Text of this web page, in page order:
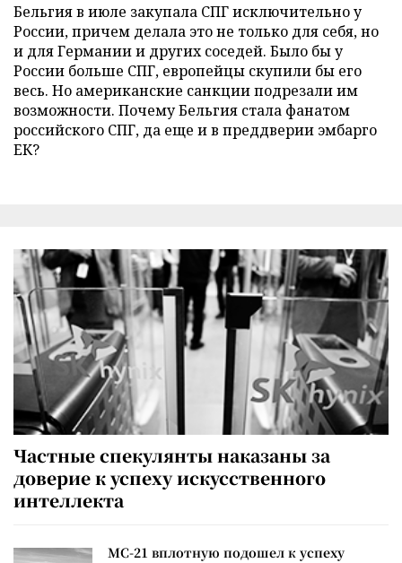
Бельгия в июле закупала СПГ исключительно у
России, причем делала это не только для себя, но
и для Германии и других соседей. Было бы у
России больше СПГ, европейцы скупили бы его
весь. Но американские санкции подрезали им
возможности. Почему Бельгия стала фанатом
российского СПГ, да еще и в преддверии эмбарго
ЕК?
Частные спекулянты наказаны за
доверие к успеху искусственного
интеллекта
МС-21 вплотную подошел к успеху